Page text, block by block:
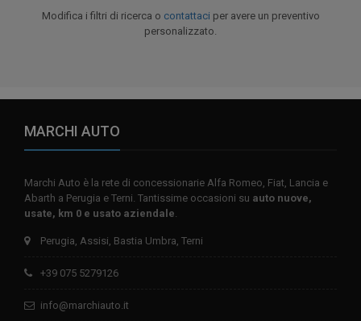
Modifica i filtri di ricerca o contattaci per avere un preventivo
personalizzato.
MARCHI AUTO
Marchi Auto è la rete di concessionarie Alfa Romeo, Fiat, Lancia e
Abarth a Perugia e Terni. Tantissime occasioni su auto nuove,
usate, km 0 e usato aziendale.
Perugia, Assisi, Bastia Umbra, Terni
+39 075 5279126
info@marchiauto.it